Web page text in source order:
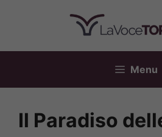
contenuto
Menu
Il Paradiso